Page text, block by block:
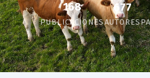
168
PUBLICACIONES
677
AUTORES